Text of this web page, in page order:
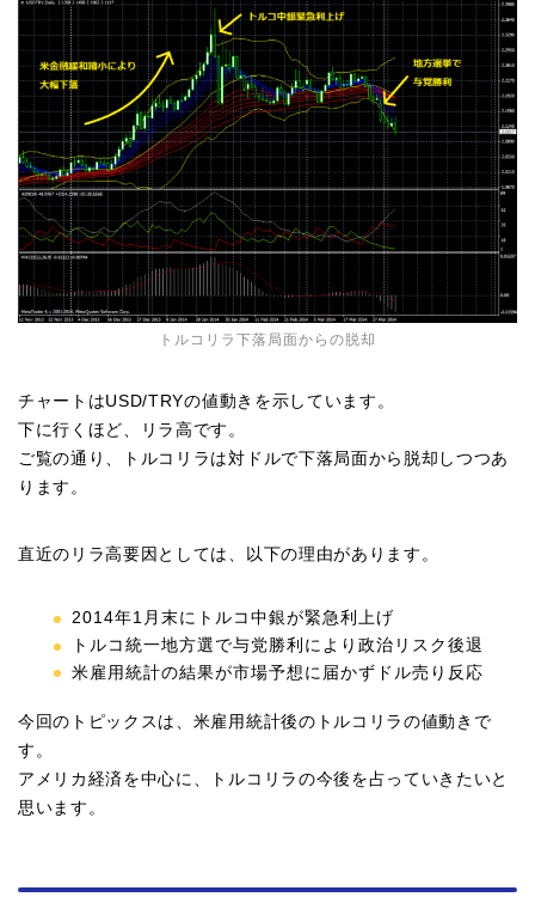
トルコリラ下落局面からの脱却
チャートはUSD/TRYの値動きを示しています。
下に行くほど、リラ高です。
ご覧の通り、トルコリラは対ドルで下落局面から脱却しつつあ
ります。
直近のリラ高要因としては、以下の理由があります。
2014年1月末にトルコ中銀が緊急利上げ
トルコ統一地方選で与党勝利により政治リスク後退
米雇用統計の結果が市場予想に届かずドル売り反応
今回のトピックスは、米雇用統計後のトルコリラの値動きで
す。
アメリカ経済を中心に、トルコリラの今後を占っていきたいと
思います。